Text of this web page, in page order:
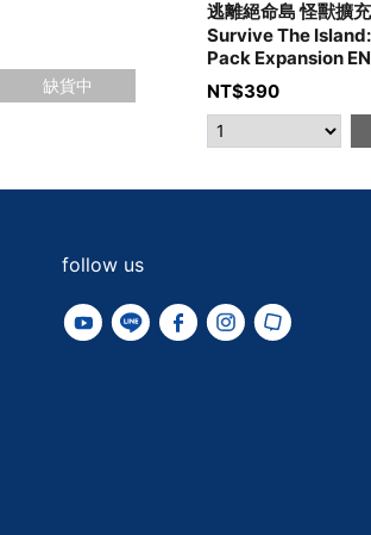
缺貨中
逃離絕命島 怪獸擴
Survive The
Pack Expansion EN
NT$390
follow us